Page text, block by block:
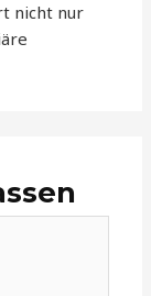
nicht nur